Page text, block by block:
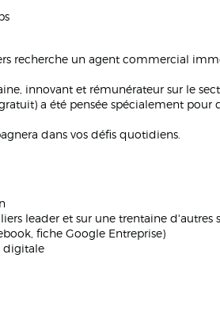
recherche un agent commercial
innovant et rémunérateur sur le
a été pensée spécialement
dans vos défis quotidiens.
leader et sur une trentaine d'autres
fiche Google Entreprise)
digitale